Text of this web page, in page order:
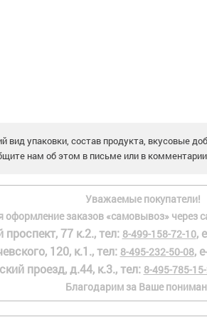
вид упаковки, состав продукта, вкусовые
нам об этом в письме или в
Уважаемые покупатели!
оформление заказов «самовывоз» через
77 к.2., тел: 8-499-158-72-10,
120, к.1., тел: 8-495-232-50-08,
проезд, д.44, к.3., тел: 8-495-785-
Благодарим за Ваше